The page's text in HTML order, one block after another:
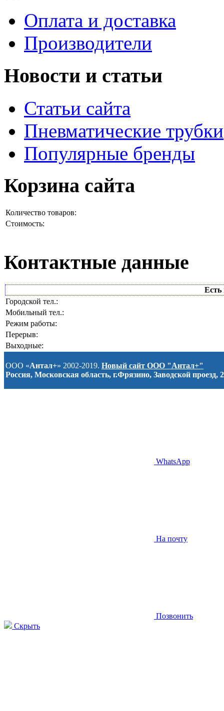
Оплата и доставка
Производители
Новости и статьи
Статьи сайта
Пневматические трубки
Популярные бренды
Корзина сайта
Количество товаров:
Стоимость:
Контактные данные
Есть
Городской тел.:
Мобильный тел.:
Режим работы:
Перерыв:
Выходные:
ООО «Антал+» 2002-2019. Новый сайт ООО "Антал+"
Россия, Московская область, г.Фрязино, Заводской проезд, 2
WhatsApp
На почту
Позвонить
Скрыть